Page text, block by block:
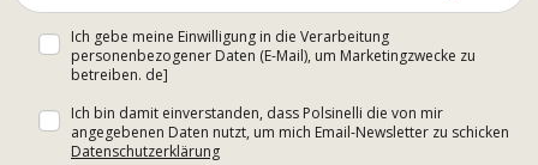
Ich gebe meine Einwilligung in die Verarbeitung
personenbezogener Daten (E-Mail), um Marketingzwecke zu
betreiben. de]
Ich bin damit einverstanden, dass Polsinelli die von mir
angegebenen Daten nutzt, um mich Email-Newsletter zu schicken
Datenschutzerklärung